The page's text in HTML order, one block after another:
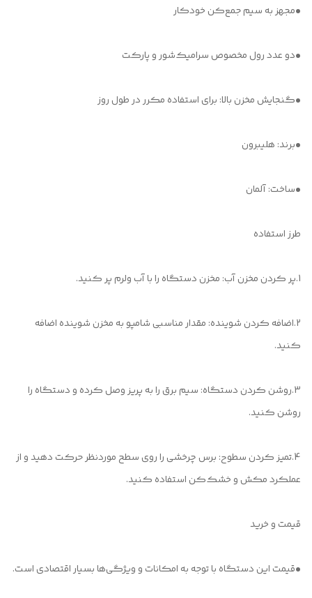
•مجهز به سیم جمع‌کن خودکار
•دو عدد رول مخصوص سرامیک‌شور و پارکت
•گنجایش مخزن بالا: برای استفاده مکرر در طول روز
•برند: هلیبرون
•ساخت: آلمان
طرز استفاده
1.پر کردن مخزن آب: مخزن دستگاه را با آب ولرم پر کنید.
2.اضافه کردن شوینده: مقدار مناسبی شامپو به مخزن شوینده اضافه
کنید.
3.روشن کردن دستگاه: سیم برق را به پریز وصل کرده و دستگاه را
روشن کنید.
4.تمیز کردن سطوح: برس چرخشی را روی سطح موردنظر حرکت دهید و از
عملکرد مکش و خشک‌کن استفاده کنید.
قیمت و خرید
•قیمت این دستگاه با توجه به امکانات و ویژگی‌ها بسیار اقتصادی است.